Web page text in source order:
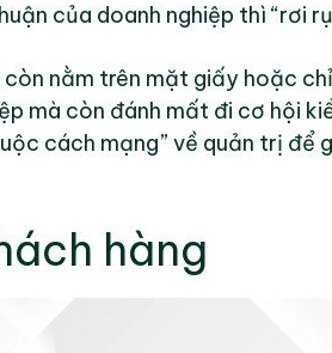
của doanh nghiệp thì “rơi
nằm trên mặt giấy hoặc
mà còn đánh mất đi cơ hội
cách mạng” về quản trị để
hàng